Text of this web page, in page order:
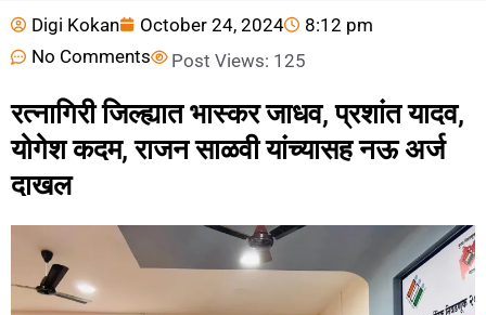
Digi Kokan October 24, 2024
8:12 pm
No Comments
Post Views: 125
रत्नागिरी जिल्ह्यात भास्कर जाधव, प्रशांत यादव,
योगेश कदम, राजन साळवी यांच्यासह नऊ अर्ज
दाखल